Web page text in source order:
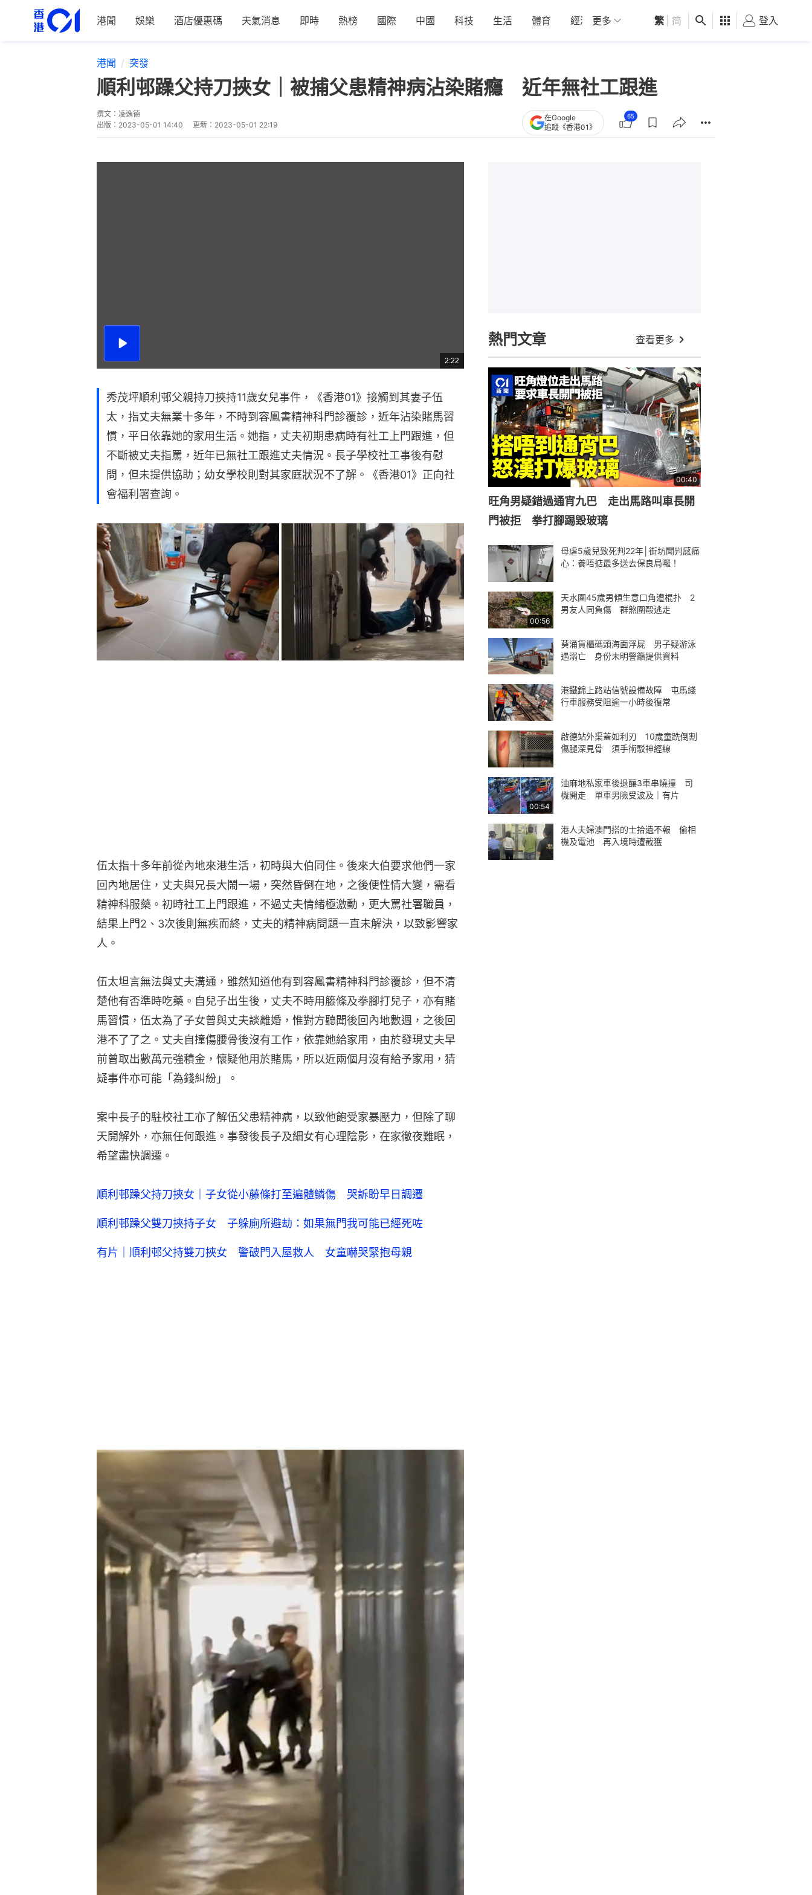
港聞 娛樂 酒店優惠碼 天氣消息 即時 熱榜 國際 中國 科技 生活 體育 經濟 01深圳 觀點 健康 好食玩飛
更多 繁 简 登入
港聞 突發
順利邨躁父持刀挾女｜被捕父患精神病沾染賭癮 近年無社工跟進
撰文： 凌逸德
出版： 2023-05-01 14:40 更新： 2023-05-01 22:19
在Google
追蹤《香港01》
65
播
總
共
2:22
秀茂坪順利邨父親持刀挾持11歲女兒事件，《香港01》接觸到其妻子伍
太，指丈夫無業十多年，不時到容鳳書精神科門診覆診，近年沾染賭馬習
慣，平日依靠她的家用生活。她指，丈夫初期患病時有社工上門跟進，但
不斷被丈夫指罵，近年已無社工跟進丈夫情況。長子學校社工事後有慰
問，但未提供協助；幼女學校則對其家庭狀況不了解。《香港01》正向社
會福利署查詢。
伍太指十多年前從內地來港生活，初時與大伯同住。後來大伯要求他們一家
回內地居住，丈夫與兄長大鬧一場，突然昏倒在地，之後便性情大變，需看
精神科服藥。初時社工上門跟進，不過丈夫情緒極激動，更大罵社署職員，
結果上門2、3次後則無疾而終，丈夫的精神病問題一直未解決，以致影響家
人。
伍太坦言無法與丈夫溝通，雖然知道他有到容鳳書精神科門診覆診，但不清
楚他有否準時吃藥。自兒子出生後，丈夫不時用籐條及拳腳打兒子，亦有賭
馬習慣，伍太為了子女曾與丈夫談離婚，惟對方聽聞後回內地數週，之後回
港不了了之。丈夫自撞傷腰骨後沒有工作，依靠她給家用，由於發現丈夫早
前曾取出數萬元強積金，懷疑他用於賭馬，所以近兩個月沒有給予家用，猜
疑事件亦可能「為錢糾紛」。
案中長子的駐校社工亦了解伍父患精神病，以致他飽受家暴壓力，但除了聊
天開解外，亦無任何跟進。事發後長子及細女有心理陰影，在家徹夜難眠，
希望盡快調遷。
順利邨躁父持刀挾女｜子女從小藤條打至遍體鱗傷 哭訴盼早日調遷
順利邨躁父雙刀挾持子女 子躲廁所避劫：如果無門我可能已經死咗
有片｜順利邨父持雙刀挾女 警破門入屋救人 女童嚇哭緊抱母親
熱門文章 查看更多
00:40
旺角男疑錯過通宵九巴 走出馬路叫車長開
門被拒 拳打腳踢毀玻璃
母虐5歲兒致死判22年│街坊聞判感痛
心：養唔掂最多送去保良局囉！
00:56
天水圍45歲男傾生意口角遭棍扑 2
男友人同負傷 群煞圍毆逃走
葵涌貨櫃碼頭海面浮屍 男子疑游泳
遇溺亡 身份未明警籲提供資料
港鐵錦上路站信號設備故障 屯馬綫
行車服務受阻逾一小時後復常
啟德站外渠蓋如利刃 10歲童跣倒割
傷腿深見骨 須手術駁神經線
00:54
油麻地私家車後退釀3車串燒撞 司
機開走 單車男險受波及｜有片
港人夫婦澳門搭的士拾遺不報 偷相
機及電池 再入境時遭截獲